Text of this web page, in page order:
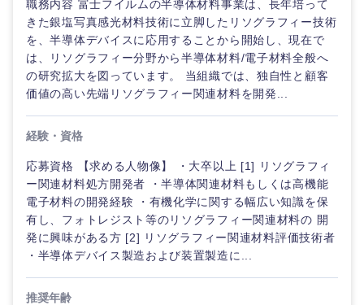
メディカ
ル
不動産専
門職
建設・施
工管理
事務職
その他
人材・アウトソーシング
サービス
甲信越・北陸
職務内容 富士フイルムの半導体材料事業は、長年培って
きた銀塩写真感光材料技術に立脚したリソグラフィー技術
を、半導体デバイスに応用することから開始し、現在で
は、リソグラフィー分野から半導体材料/電子材料全般へ
の研究拡大を図っています。 当組織では、独自性と顧客
価値の高い先端リソグラフィー関連材料を開発...
経験・資格
応募資格 【求める人物像】 ・大卒以上 [1] リソグラフィ
ー関連材料処方開発者 ・半導体関連材料もしくは高機能
電子材料の開発経験 ・有機化学に関する幅広い知識を保
有し、フォトレジスト等のリソグラフィー関連材料の 開
発に興味がある方 [2] リソグラフィー関連材料評価技術者
・半導体デバイス製造および装置製造に...
推奨年齢